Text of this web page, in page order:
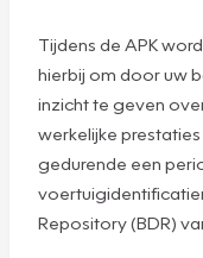
Tijdens de APK
hierbij om door uw
inzicht te geven
werkelijke
gedurende een
Repository (BDR)